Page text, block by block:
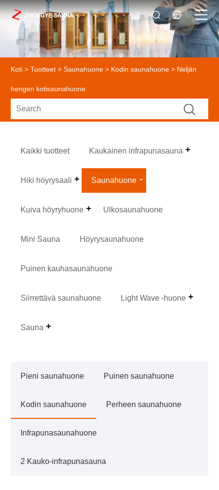
Koti > Tuotteet >Saunahuone > Kodin saunahuone > Neljän
hengen kotisaunahuone
Kaikki tuotteet Kaukainen infrapunasauna
Hiki höyrysaali Saunahuone
Kuiva höyryhuone Ulkosaunahuone
Mini Sauna Höyrysaunahuone
Puinen kauhasaunahuone
Siirrettävä saunahuone Light Wave -huone
Sauna
Pieni saunahuone Puinen saunahuone
Kodin saunahuone Perheen saunahuone
Infrapunasaunahuone
2 Kauko-infrapunasauna